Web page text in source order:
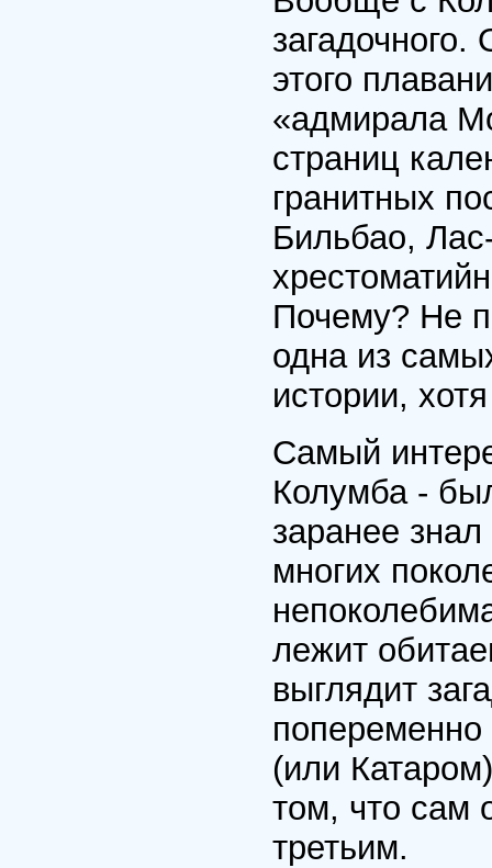
этого
«адмира­ла
страниц
гранитных
Бильбао,
Почему? Не
одна из
истории,
Самый
Колумба -
заранее
многих
лежит
выглядит
попеременно
(или
том, что сам
третьим.